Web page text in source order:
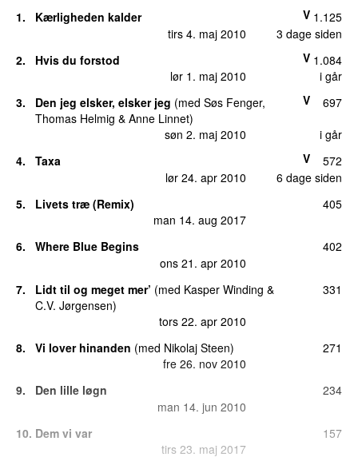
1.
Kærligheden kalder
tirs 4. maj 2010
3 dage siden
V 1.125
2.
Hvis du forstod
lør 1. maj 2010
i går
V 1.084
3. Den jeg elsker, elsker jeg (med Søs Fenger,
Thomas Helmig & Anne Linnet)
søn 2. maj 2010
i går
V 697
4.
Taxa
lør 24. apr 2010
6 dage siden
V 572
5.
Livets træ (Remix)
man 14. aug 2017
405
6.
Where Blue Begins
ons 21. apr 2010
402
7. Lidt til og meget mer’ (med Kasper Winding &
C.V. Jørgensen)
tors 22. apr 2010
331
8. Vi lover hinanden (med Nikolaj Steen)
fre 26. nov 2010
271
9.
Den lille løgn
man 14. jun 2010
234
10. Dem vi var
tirs 23. maj 2017
157